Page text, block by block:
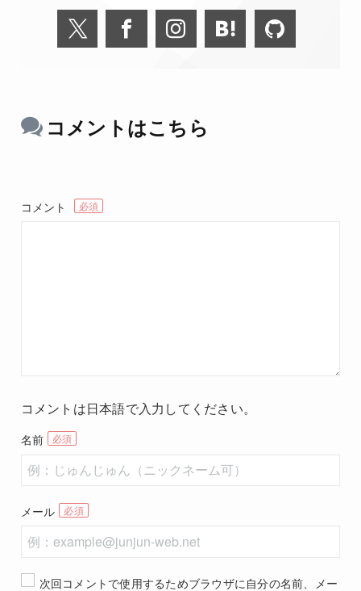
コメントはこちら
コメント
コメントは日本語で入力してください。
名前
メール
次回コメントで使用するためブラウザに自分の名前、メー